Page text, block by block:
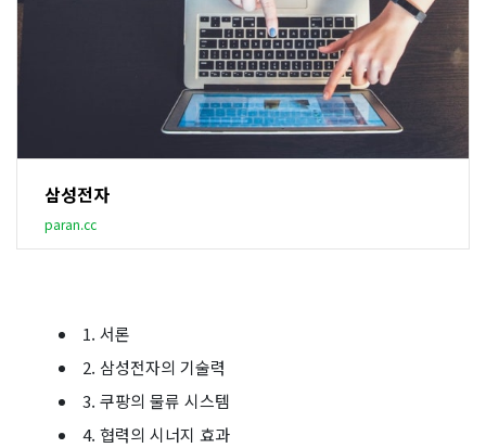
삼성전자
paran.cc
1. 서론
2. 삼성전자의 기술력
3. 쿠팡의 물류 시스템
4. 협력의 시너지 효과